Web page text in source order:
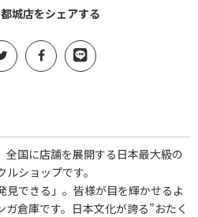
城店をシェアする
全国に店舗を展開する日本最大級の
ショップです。
見できる」。皆様が目を輝かせるよ
倉庫です。日本文化が誇る”おたく